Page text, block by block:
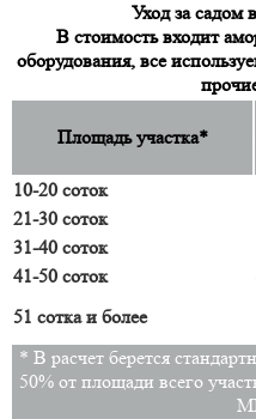
Уход за садом
В стоимость входит
оборудования, все
Площадь участка*
10-20 соток
21-30 соток
31-40 соток
41-50 соток
51 сотка и более
* В расчет берется
50% от площади всего